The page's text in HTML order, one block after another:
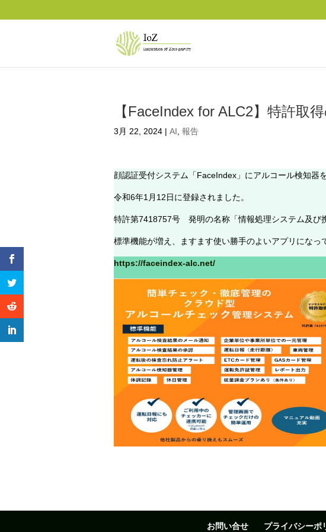
【FaceIndex for ALC2】特許取
3月 22, 2024 | AI 報告
顔認証受付システム「FaceIndex」にアルコール検知器
令和6年1月12日に登録されました。
特許第7418757号 発明の名称「情報処理システム及び
標準機能が増え、ますます使い勝手のよいアプリになっ
https://faceindex-alc.net/
お問い合せ プライバシーポ